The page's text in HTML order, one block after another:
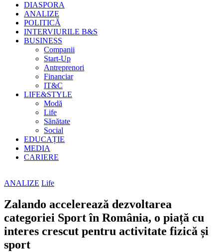
DIASPORA
ANALIZE
POLITICĂ
INTERVIURILE B&S
BUSINESS
Companii
Start-Up
Antreprenori
Financiar
IT&C
LIFE&STYLE
Modă
Life
Sănătate
Social
EDUCAȚIE
MEDIA
CARIERE
ANALIZE Life
Zalando accelerează dezvoltarea
categoriei Sport în România, o piață cu
interes crescut pentru activitate fizică și
sport